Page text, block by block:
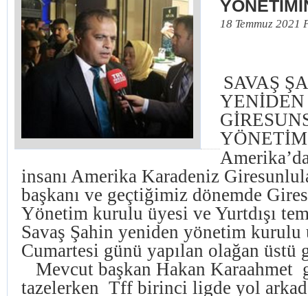
18 Temmuz 2021
SAVAŞ
YENİDEN
insanı Amerika Karadeniz
başkanı ve geçtiğimiz dönemde
Yönetim kurulu üyesi ve Yurtdışı
Savaş Şahin yeniden yönetim
Cumartesi günü yapılan olağan üstü
Mevcut başkan Hakan Karaahmet
tazelerken Tff birinci ligde yol